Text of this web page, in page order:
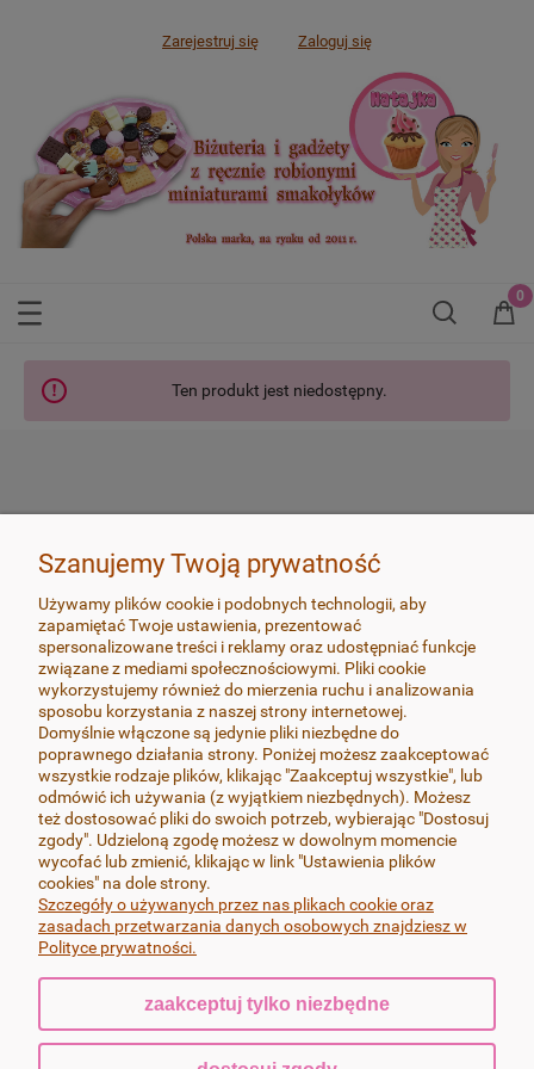
Zarejestruj się Zaloguj się
Ten produkt jest niedostępny.
SKLEP
ZAMÓWIENIA
MOJE KONTO
SOCIAL MEDIA
Wszystkie produkty wykonywane są z dbałością o najdrobniejsze
szczegóły, przy zachowaniu najwyższej jakości i estetyki oraz
wykończenia, zapewniającego ich trwałość. Pracuję wyłącznie na
najlepszych dostępnych na rynku masach termoutwardzalnych FIMO i
Cernit, bigle i sztyfty w kolczykach wykonane są ze stali chirurgicznej-nie
uczulają.
Szanujemy Twoją prywatność
Używamy plików cookie i podobnych technologii, aby
zapamiętać Twoje ustawienia, prezentować
spersonalizowane treści i reklamy oraz udostępniać funkcje
związane z mediami społecznościowymi. Pliki cookie
wykorzystujemy również do mierzenia ruchu i analizowania
sposobu korzystania z naszej strony internetowej.
Domyślnie włączone są jedynie pliki niezbędne do
poprawnego działania strony. Poniżej możesz zaakceptować
wszystkie rodzaje plików, klikając "Zaakceptuj wszystkie", lub
odmówić ich używania (z wyjątkiem niezbędnych). Możesz
też dostosować pliki do swoich potrzeb, wybierając "Dostosuj
zgody". Udzieloną zgodę możesz w dowolnym momencie
wycofać lub zmienić, klikając w link "Ustawienia plików
cookies" na dole strony.
Szczegóły o używanych przez nas plikach cookie oraz
zasadach przetwarzania danych osobowych znajdziesz w
Polityce prywatności.
zaakceptuj tylko niezbędne